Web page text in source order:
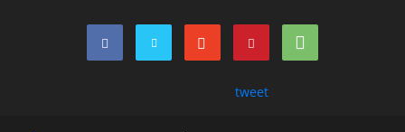
tweet